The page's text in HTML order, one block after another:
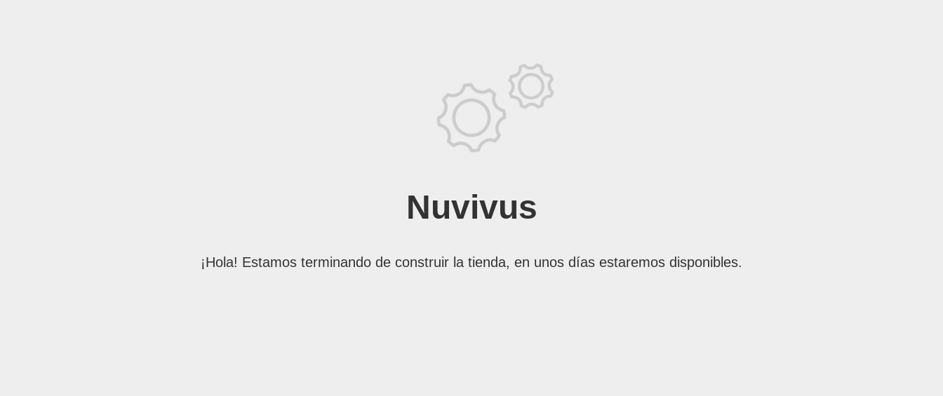
Nuvivus
¡Hola! Estamos terminando de construir la tienda, en unos días estaremos disponibles.